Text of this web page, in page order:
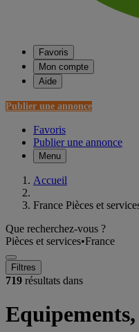
Favoris
Mon compte
Aide
Publier une annonce
Favoris
Publier une annonce
Menu
Accueil
France Pièces et
Que recherchez-vous ?
Pièces et services•France
Filtres
719 résultats dans
Equipements,